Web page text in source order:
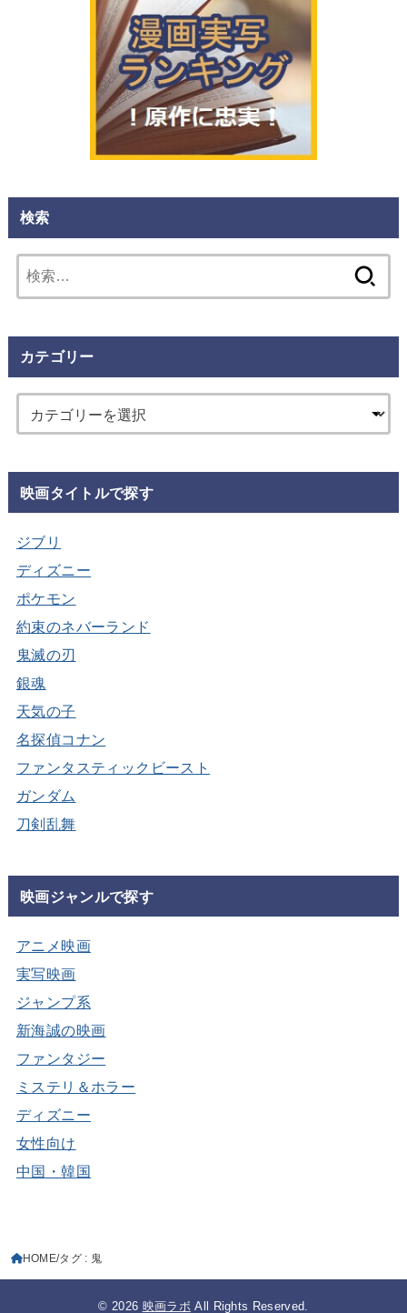
検索
索:
カテゴリー
映画タイトルで探す
ジブリ
ディズニー
ポケモン
約束のネバーランド
鬼滅の刃
銀魂
天気の子
名探偵コナン
ファンタスティックビースト
ガンダム
刀剣乱舞
映画ジャンルで探す
アニメ映画
実写映画
ジャンプ系
新海誠の映画
ファンタジー
ミステリ＆ホラー
ディズニー
女性向け
中国・韓国
HOME タグ : 鬼
© 2026 映画ラボ All Rights Reserved.